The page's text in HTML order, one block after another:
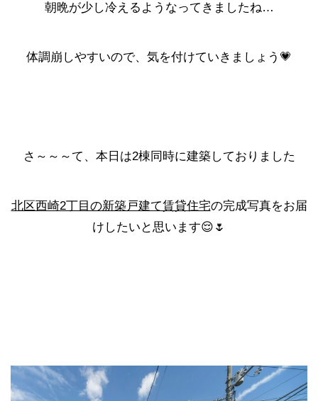
朝晩が少し冷えるようなってきましたね…
体調崩しやすいので、気を付けていきましょう💗
さ～～～て、本日は2棟同時に建築しておりました
北区西崎2丁目の新築戸建て賃貸住宅の完成写真をお届
けしたいと思います😌🌷